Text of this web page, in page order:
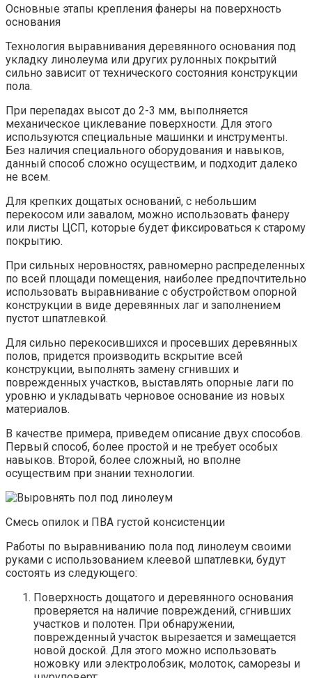
Основные этапы крепления фанеры на поверхность
основания
Технология выравнивания деревянного основания под
укладку линолеума или других рулонных покрытий
сильно зависит от технического состояния конструкции
пола.
При перепадах высот до 2-3 мм, выполняется
механическое циклевание поверхности. Для этого
используются специальные машинки и инструменты.
Без наличия специального оборудования и навыков,
данный способ сложно осуществим, и подходит далеко
не всем.
Для крепких дощатых оснований, с небольшим
перекосом или завалом, можно использовать фанеру
или листы ЦСП, которые будет фиксироваться к старому
покрытию.
При сильных неровностях, равномерно распределенных
по всей площади помещения, наиболее предпочтительно
использовать выравнивание с обустройством опорной
конструкции в виде деревянных лаг и заполнением
пустот шпатлевкой.
Для сильно перекосившихся и просевших деревянных
полов, придется производить вскрытие всей
конструкции, выполнять замену сгнивших и
поврежденных участков, выставлять опорные лаги по
уровню и укладывать черновое основание из новых
материалов.
В качестве примера, приведем описание двух способов.
Первый способ, более простой и не требует особых
навыков. Второй, более сложный, но вполне
осуществим при знании технологии.
Смесь опилок и ПВА густой консистенции
Работы по выравниванию пола под линолеум своими
руками с использованием клеевой шпатлевки, будут
состоять из следующего:
Поверхность дощатого и деревянного основания
проверяется на наличие повреждений, сгнивших
участков и полотен. При обнаружении,
поврежденный участок вырезается и замещается
новой доской. Для этого можно использовать
ножовку или электролобзик, молоток, саморезы и